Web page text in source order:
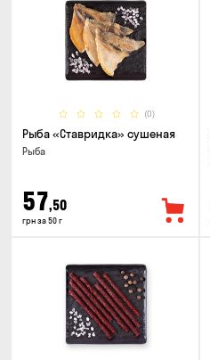
(0)
Рыба «Ставридка» сушеная
Рыба
57,50
грн за 50 г